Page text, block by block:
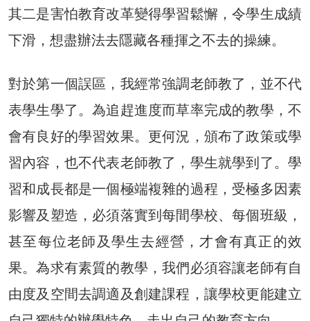
其二是害怕教育改革變得學習鬆懈，令學生成績
下滑，想盡辦法去隱藏各種揮之不去的操練。
對於第一個誤區，我經常強調老師教了，並不代
表學生學了。為追趕進度而草率完成的教學，不
會有良好的學習效果。更何況，頒布了政策或學
習內容，也不代表老師教了，學生就學到了。學
習和成長都是一個極端複雜的過程，受極多因素
影響及塑造，必須落實到每間學校、每個班級，
甚至每位老師及學生去經營，才會有真正的效
果。為求有素質的教學，我們必須容讓老師有自
由度及空間去調適及創建課程，讓學校更能建立